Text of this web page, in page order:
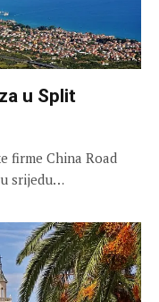
u Split
firme China Road
srijedu…